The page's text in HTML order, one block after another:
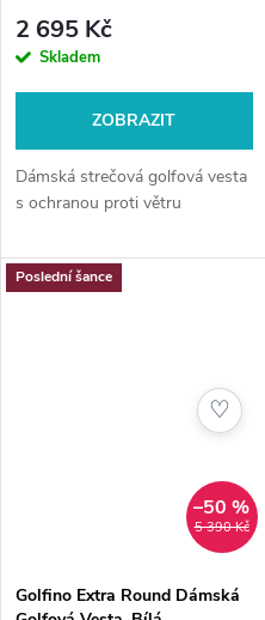
2 695 Kč
Skladem
ZOBRAZIT
Dámská strečová golfová vesta
s ochranou proti větru
Poslední šance
5 390 Kč
–50 %
Golfino Extra Round Dámská
♡